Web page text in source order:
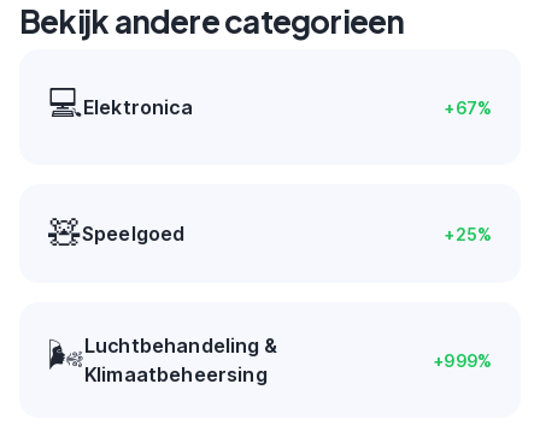
Bekijk andere categorieen
💻Elektronica +67%
🧸Speelgoed +25%
🌬️Luchtbehandeling &
Klimaatbeheersing
+999%